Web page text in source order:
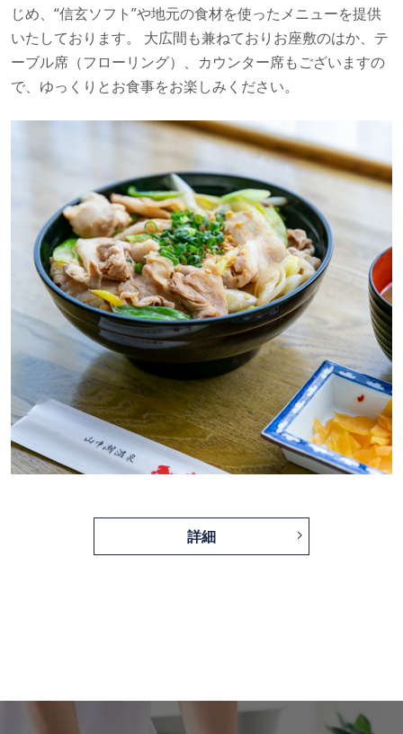
じめ、“信玄ソフト”や地元の食材を使ったメニューを提供
いたしております。 大広間も兼ねておりお座敷のはか、テ
ーブル席（フローリング）、カウンター席もございますの
で、ゆっくりとお食事をお楽しみください。
詳細